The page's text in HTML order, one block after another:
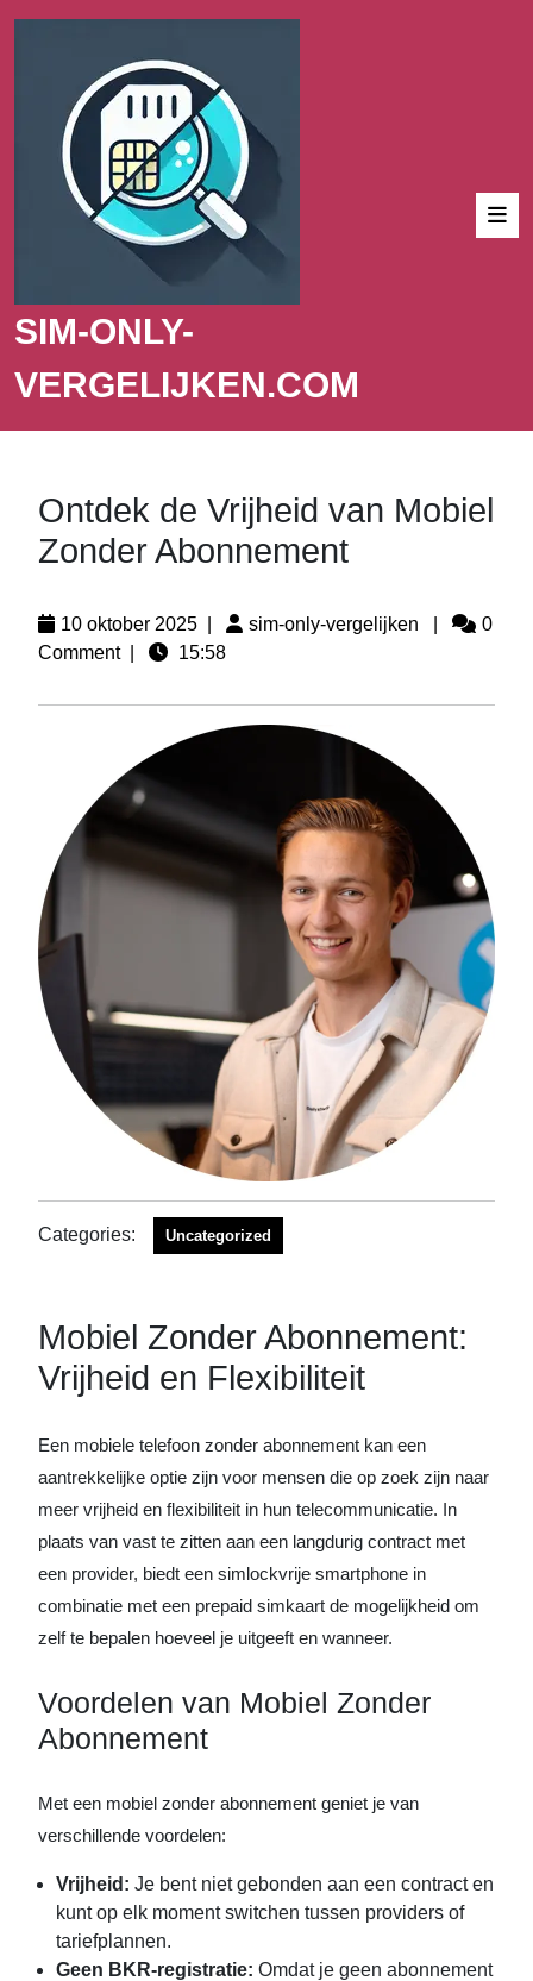
SIM-ONLY-
VERGELIJKEN.COM
Ontdek de Vrijheid van Mobiel
Zonder Abonnement
10 oktober 2025 sim-only-vergelijken
0
Comment
15:58
Categories: Uncategorized
Mobiel Zonder Abonnement:
Vrijheid en Flexibiliteit
Een mobiele telefoon zonder abonnement kan een
aantrekkelijke optie zijn voor mensen die op zoek zijn naar
meer vrijheid en flexibiliteit in hun telecommunicatie. In
plaats van vast te zitten aan een langdurig contract met
een provider, biedt een simlockvrije smartphone in
combinatie met een prepaid simkaart de mogelijkheid om
zelf te bepalen hoeveel je uitgeeft en wanneer.
Voordelen van Mobiel Zonder
Abonnement
Met een mobiel zonder abonnement geniet je van
verschillende voordelen:
Vrijheid: Je bent niet gebonden aan een contract en
kunt op elk moment switchen tussen providers of
tariefplannen.
Geen BKR-registratie: Omdat je geen abonnement